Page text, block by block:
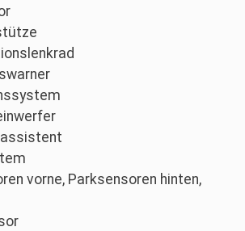
vorne, Parksensoren hinten,